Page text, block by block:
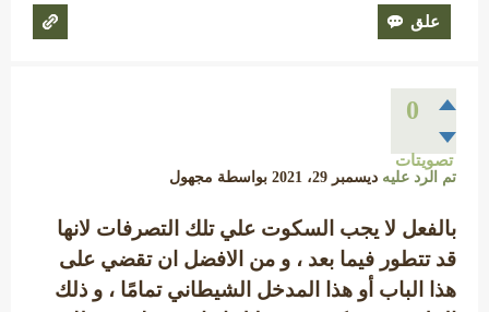
0
تصويتات
تم الرد عليه ديسمبر 29، 2021 بواسطة مجهول
بالفعل لا يجب السكوت علي تلك التصرفات لانها
قد تتطور فيما بعد ، و من الافضل ان تقضي على
هذا الباب أو هذا المدخل الشيطاني تمامًا ، و ذلك